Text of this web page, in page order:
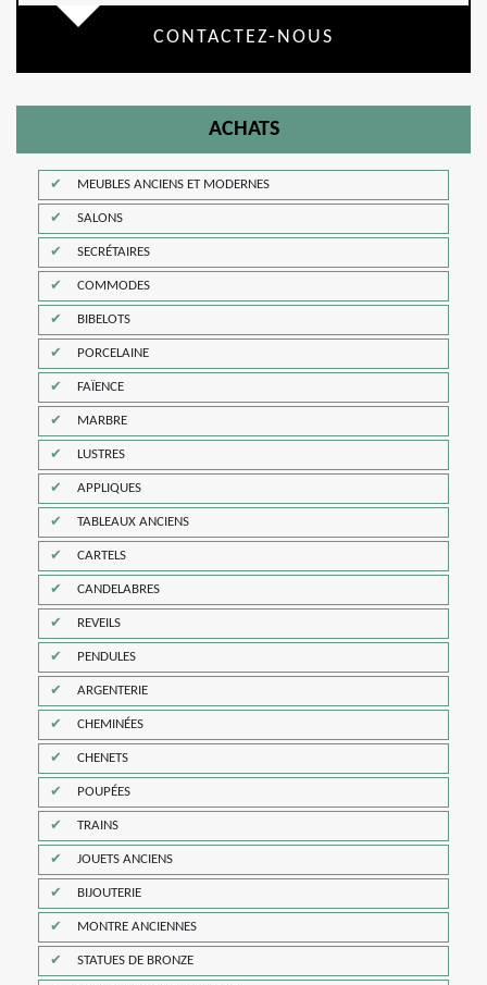
CONTACTEZ-NOUS
ACHATS
MEUBLES ANCIENS ET MODERNES
SALONS
SECRÉTAIRES
COMMODES
BIBELOTS
PORCELAINE
FAÏENCE
MARBRE
LUSTRES
APPLIQUES
TABLEAUX ANCIENS
CARTELS
CANDELABRES
REVEILS
PENDULES
ARGENTERIE
CHEMINÉES
CHENETS
POUPÉES
TRAINS
JOUETS ANCIENS
BIJOUTERIE
MONTRE ANCIENNES
STATUES DE BRONZE